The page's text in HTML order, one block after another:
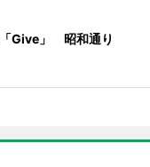
Give」 昭和通り